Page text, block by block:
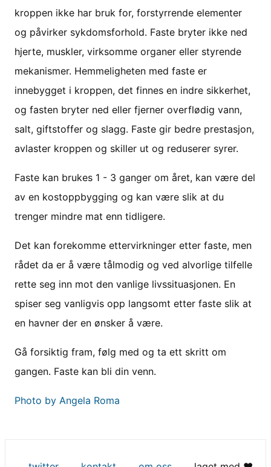
kroppen ikke har bruk for, forstyrrende elementer
og påvirker sykdomsforhold. Faste bryter ikke ned
hjerte, muskler, virksomme organer eller styrende
mekanismer. Hemmeligheten med faste er
innebygget i kroppen, det finnes en indre sikkerhet,
og fasten bryter ned eller fjerner overflødig vann,
salt, giftstoffer og slagg. Faste gir bedre prestasjon,
avlaster kroppen og skiller ut og reduserer syrer.
Faste kan brukes 1 - 3 ganger om året, kan være del
av en kostoppbygging og kan være slik at du
trenger mindre mat enn tidligere.
Det kan forekomme ettervirkninger etter faste, men
rådet da er å være tålmodig og ved alvorlige tilfelle
rette seg inn mot den vanlige livssituasjonen. En
spiser seg vanligvis opp langsomt etter faste slik at
en havner der en ønsker å være.
Gå forsiktig fram, følg med og ta ett skritt om
gangen. Faste kan bli din venn.
Photo by Angela Roma